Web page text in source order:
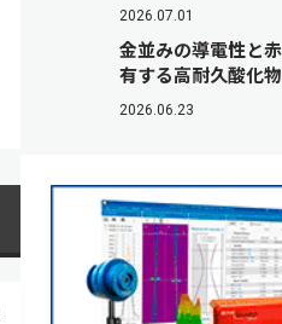
2026.07.01
金並みの導電性と
有する高耐久酸化
2026.06.23